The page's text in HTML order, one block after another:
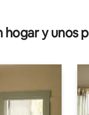
hogar y unos